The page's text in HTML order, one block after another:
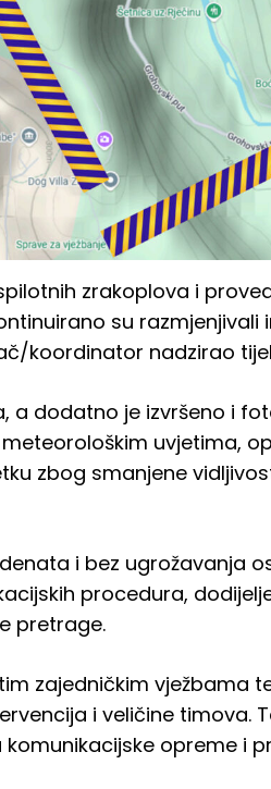
zrakoplova i
su
koordinator nadzirao
a dodatno je izvršeno i
uvjetima,
zbog smanjene
i bez ugrožavanja
procedura,
pretrage.
zajedničkim vježbama
i veličine timova.
opreme i